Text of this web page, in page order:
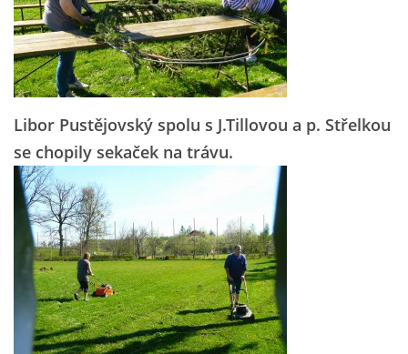
Libor Pustějovský spolu s J.Tillovou a p. Střelkou
se chopily sekaček na trávu.